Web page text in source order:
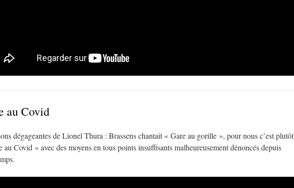
au Covid
dégageantes de Lionel Thura : Brassens chantait « Gare au gorille », pour nous c’est plutôt
au Covid » avec des moyens en tous points insuffisants malheureusement dénoncés depuis